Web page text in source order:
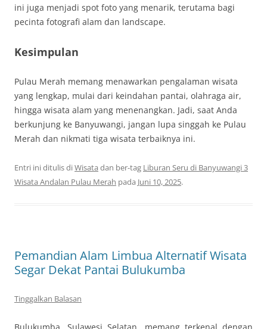
ini juga menjadi spot foto yang menarik, terutama bagi
pecinta fotografi alam dan landscape.
Kesimpulan
Pulau Merah memang menawarkan pengalaman wisata
yang lengkap, mulai dari keindahan pantai, olahraga air,
hingga wisata alam yang menenangkan. Jadi, saat Anda
berkunjung ke Banyuwangi, jangan lupa singgah ke Pulau
Merah dan nikmati tiga wisata terbaiknya ini.
Entri ini ditulis diWisata dan ber-tag Liburan Seru di Banyuwangi 3
Wisata Andalan Pulau Merah pada Juni 10, 2025.
Pemandian Alam Limbua Alternatif Wisata
Segar Dekat Pantai Bulukumba
Tinggalkan Balasan